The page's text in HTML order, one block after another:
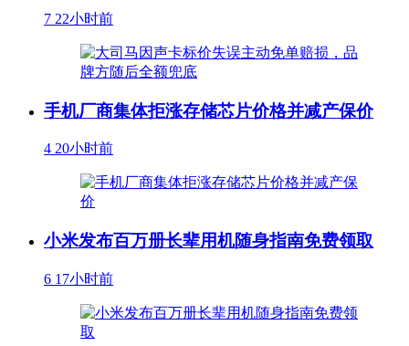
7 22小时前
手机厂商集体拒涨存储芯片价格并减产保价
4 20小时前
小米发布百万册长辈用机随身指南免费领取
6 17小时前